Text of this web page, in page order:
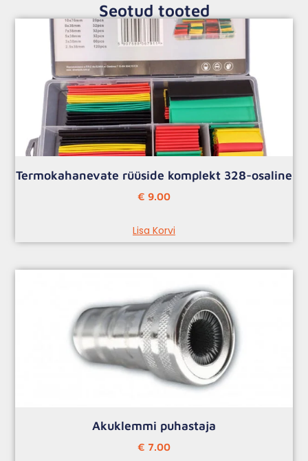
Seotud tooted
Termokahanevate rüüside komplekt 328-osaline
€ 9.00
Lisa Korvi
Akuklemmi puhastaja
€ 7.00